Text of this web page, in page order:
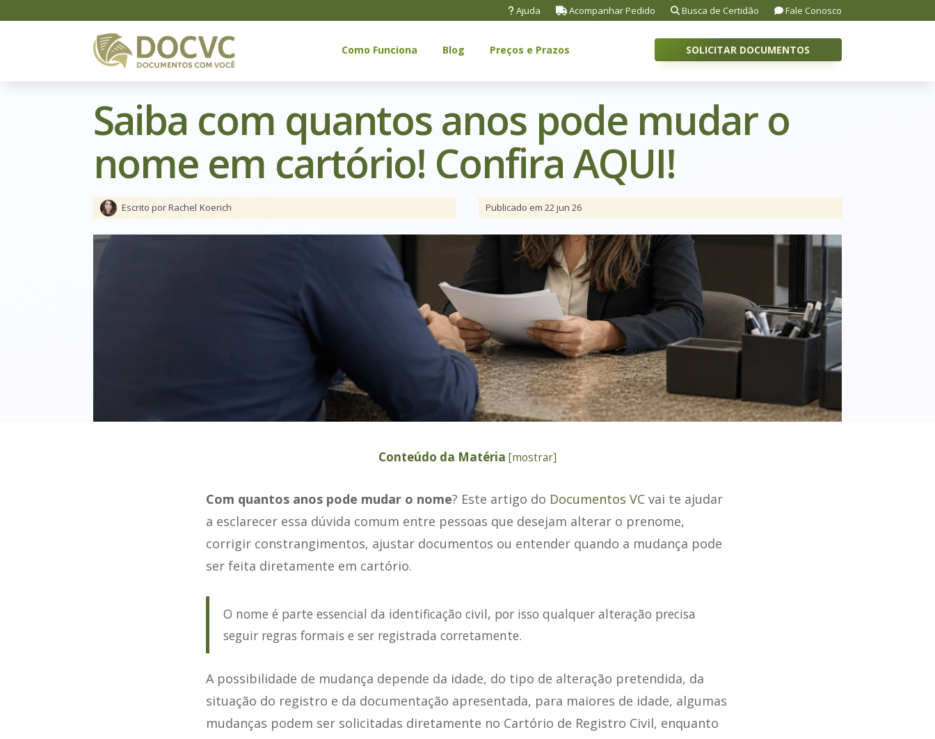
Ajuda Acompanhar Pedido Busca de Certidão Fale Conosco
Como Funciona Blog Preços e Prazos SOLICITAR DOCUMENTOS
Saiba com quantos anos pode mudar o
nome em cartório! Confira AQUI!
Escrito por Rachel Koerich Publicado em 22 jun 26
Conteúdo da Matéria [mostrar]
Com quantos anos pode mudar o nome? Este artigo do Documentos VCvai te ajudar
a esclarecer essa dúvida comum entre pessoas que desejam alterar o prenome,
corrigir constrangimentos, ajustar documentos ou entender quando a mudança pode
ser feita diretamente em cartório.
O nome é parte essencial da identificação civil, por isso qualquer alteração precisa
seguir regras formais e ser registrada corretamente.
A possibilidade de mudança depende da idade, do tipo de alteração pretendida, da
situação do registro e da documentação apresentada, para maiores de idade, algumas
mudanças podem ser solicitadas diretamente no Cartório de Registro Civil, enquanto